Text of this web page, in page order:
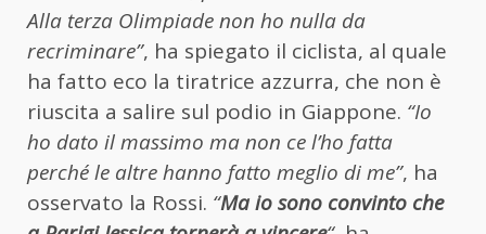
Alla terza Olimpiade non ho nulla da
recriminare”, ha spiegato il ciclista, al quale
ha fatto eco la tiratrice azzurra, che non è
riuscita a salire sul podio in Giappone. “Io
ho dato il massimo ma non ce l’ho fatta
perché le altre hanno fatto meglio di me”, ha
osservato la Rossi. “Ma io sono convinto che